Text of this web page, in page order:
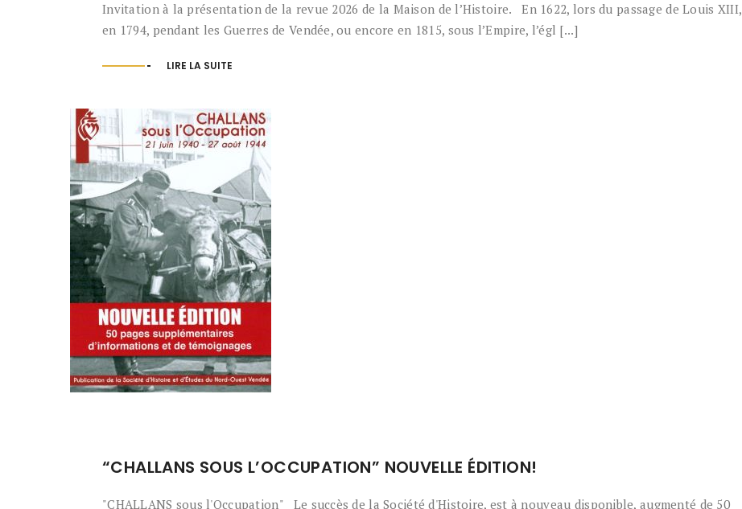
Invitation à la présentation de la revue 2026 de la Maison de l’Histoire. En 1622, lors du passage de Louis XIII,
en 1794, pendant les Guerres de Vendée, ou encore en 1815, sous l’Empire, l’égl [...]
LIRE LA SUITE
“CHALLANS SOUS L’OCCUPATION” NOUVELLE ÉDITION!
"CHALLANS sous l'Occupation" Le succès de la Société d'Histoire, est à nouveau disponible, augmenté de 50